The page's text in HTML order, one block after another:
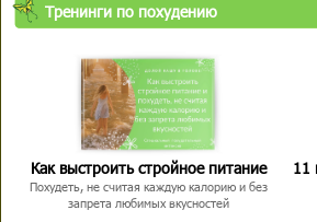
Тренинги по похудению
Как выстроить стройное питание
Похудеть, не считая каждую калорию и без
запрета любимых вкусностей
11